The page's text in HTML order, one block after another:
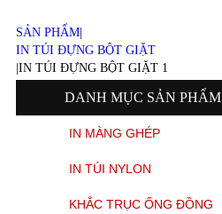
SẢN PHẨM
IN TÚI ĐỰNG BỘT GIẶT
IN TÚI ĐỰNG BỘT GIẶT 1
DANH MỤC SẢN PHẨM
IN MÀNG GHÉP
IN TÚI NYLON
KHẮC TRỤC ỐNG ĐỒNG